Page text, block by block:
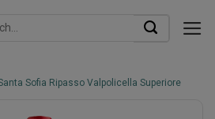
Sofia Ripasso Valpolicella Superiore